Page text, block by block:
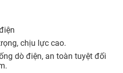
chịu lực cao.
dò điện, an toàn tuyệt đối